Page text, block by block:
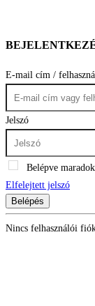
E-mail cím /
Jelszó
Belépve maradok
Elfelejtett jelszó
Belépés
Nincs felhasználói